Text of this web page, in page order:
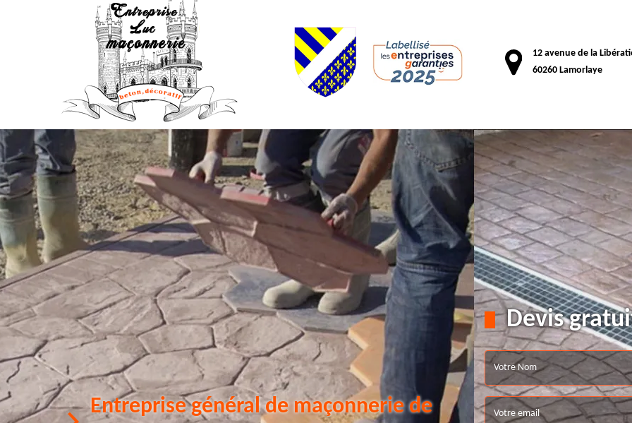
12 avenue de la
60260 Lamorlaye
Entreprise général de maçonnerie de
Devis